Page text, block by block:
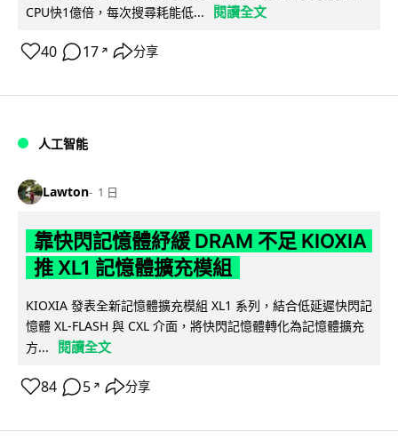
CPU快1億倍，每次搜尋耗能低...
閱讀全文
40 17 ↗ 分享
人工智能
Lawton 1 日
靠快閃記憶體紓緩 DRAM 不足 KIOXIA
推 XL1 記憶體擴充模組
KIOXIA 發表全新記憶體擴充模組 XL1 系列，結合低延遲快閃記
憶體 XL-FLASH 與 CXL 介面，將快閃記憶體轉化為記憶體擴充
方...
閱讀全文
84 5 ↗ 分享